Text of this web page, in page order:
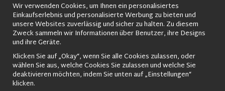
Nachrichten
Wir verwenden Cookies, um Ihnen ein personalisiertes
Einkaufserlebnis und personalisierte Werbung zu bieten und
unsere Websites zuverlässig und sicher zu halten. Zu diesem
Zweck sammeln wir Informationen über Benutzer, ihre Designs
und ihre Geräte.
Klicken Sie auf „Okay“, wenn Sie alle Cookies zulassen, oder
wählen Sie aus, welche Cookies Sie zulassen und welche Sie
deaktivieren möchten, indem Sie unten auf „Einstellungen“
klicken.